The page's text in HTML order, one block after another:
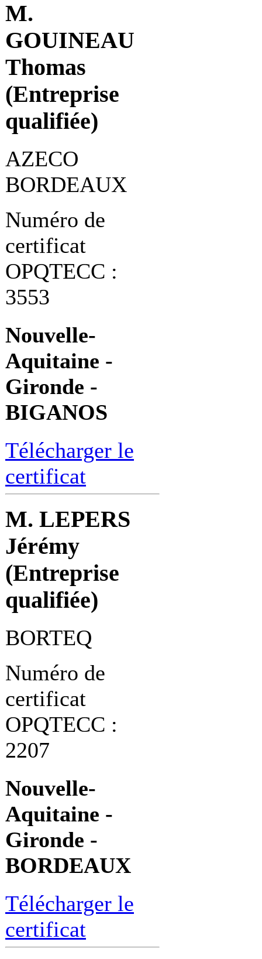
M.
GOUINEAU
Thomas
(Entreprise
qualifiée)
AZECO
BORDEAUX
Numéro de
certificat
OPQTECC :
3553
Nouvelle-
Aquitaine -
Gironde -
BIGANOS
Télécharger le
certificat
M. LEPERS
Jérémy
(Entreprise
qualifiée)
BORTEQ
Numéro de
certificat
OPQTECC :
2207
Nouvelle-
Aquitaine -
Gironde -
BORDEAUX
Télécharger le
certificat